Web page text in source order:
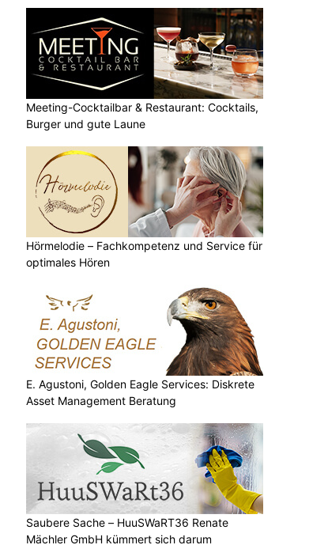
Meeting-Cocktailbar & Restaurant: Cocktails,
Burger und gute Laune
Hörmelodie – Fachkompetenz und Service für
optimales Hören
E. Agustoni, Golden Eagle Services: Diskrete
Asset Management Beratung
Saubere Sache – HuuSWaRT36 Renate
Mächler GmbH kümmert sich darum